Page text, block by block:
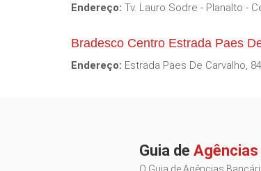
Endereço: Tv. Lauro Sodre - Planalto -
Bradesco Centro Estrada Paes
Endereço: Estrada Paes De Carvalho,
Guia de